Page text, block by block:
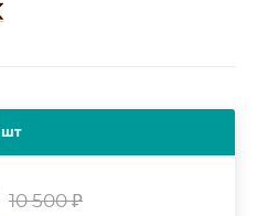
шт
10 500₽